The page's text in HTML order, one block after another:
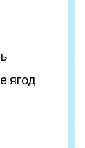
ягод